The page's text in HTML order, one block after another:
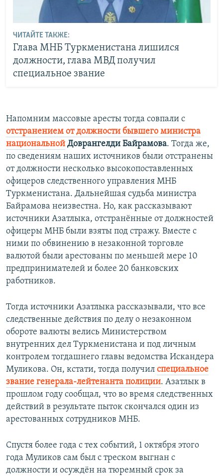
ЧИТАЙТЕ ТАКЖЕ:
Глава МНБ Туркменистана лишился
должности, глава МВД получил
специальное звание
Напомним массовые аресты тогда совпали с
отстранением от должности бывшего министра
национальной Доврангелди Байрамова. Тогда же,
по сведениям наших источников были отстранены
от должности несколько высокопоставленных
офицеров следственного управления МНБ
Туркменистана. Дальнейшая судьба министра
Байрамова неизвестна. Но, как рассказывают
источники Азатлыка, отстранённые от должностей
офицеры МНБ были взяты под стражу. Вместе с
ними по обвинению в незаконной торговле
валютой были арестованы по меньшей мере 10
предпринимателей и более 20 банковских
работников.
Тогда источники Азатлыка рассказывали, что все
следственные действия по делу о незаконном
обороте валюты велись Министерством
внутренних дел Туркменистана и под личным
контролем тогдашнего главы ведомства Искандера
Муликова. Он, кстати, тогда получил специальное
звание генерала-лейтенанта полиции. Азатлык в
прошлом году сообщал, что во время следственных
действий в результате пыток скончался один из
арестованных сотрудников МНБ.
Спустя более года с тех событий, 1 октября этого
года Муликов сам был с треском выгнан с
должности и осуждён на тюремный срок за